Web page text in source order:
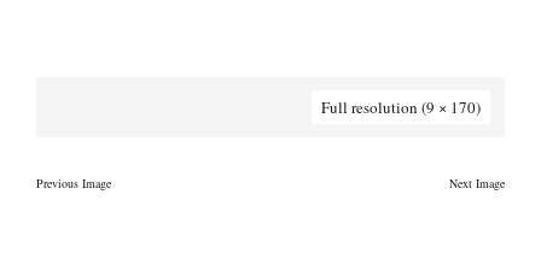
Full resolution (9 × 170)
Previous Image Next Image